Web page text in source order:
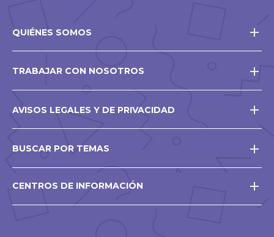
QUIÉNES SOMOS
TRABAJAR CON NOSOTROS
AVISOS LEGALES Y DE PRIVACIDAD
BUSCAR POR TEMAS
CENTROS DE INFORMACIÓN